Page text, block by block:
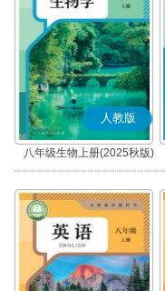
人教版
八年级生物上册(2025秋版)